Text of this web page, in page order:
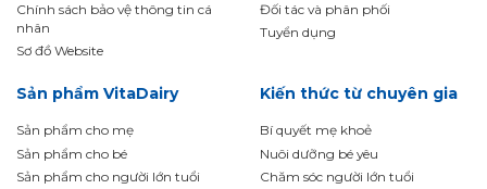
Chính sách bảo vệ thông tin cá
nhân
Sơ đồ Website
Đối tác và phân phối
Tuyển dụng
Sản phẩm VitaDairy
Sản phẩm cho mẹ
Sản phẩm cho bé
Sản phẩm cho người lớn tuổi
Kiến thức từ chuyên gia
Bí quyết mẹ khoẻ
Nuôi dưỡng bé yêu
Chăm sóc người lớn tuổi